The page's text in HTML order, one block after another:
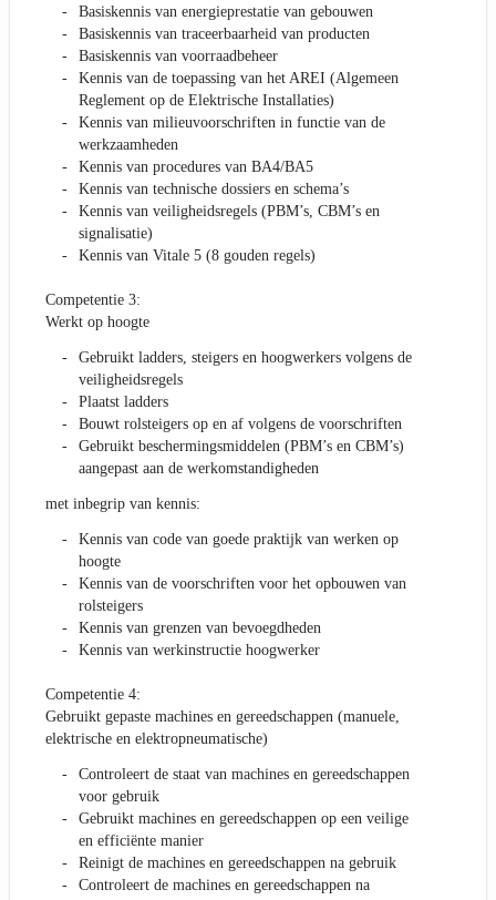
Basiskennis van energieprestatie van gebouwen
Basiskennis van traceerbaarheid van producten
Basiskennis van voorraadbeheer
Kennis van de toepassing van het AREI (Algemeen
Reglement op de Elektrische Installaties)
Kennis van milieuvoorschriften in functie van de
werkzaamheden
Kennis van procedures van BA4/BA5
Kennis van technische dossiers en schema’s
Kennis van veiligheidsregels (PBM’s, CBM’s en
signalisatie)
Kennis van Vitale 5 (8 gouden regels)
Competentie 3:
Werkt op hoogte
Gebruikt ladders, steigers en hoogwerkers volgens de
veiligheidsregels
Plaatst ladders
Bouwt rolsteigers op en af volgens de voorschriften
Gebruikt beschermingsmiddelen (PBM’s en CBM’s)
aangepast aan de werkomstandigheden
met inbegrip van kennis:
Kennis van code van goede praktijk van werken op
hoogte
Kennis van de voorschriften voor het opbouwen van
rolsteigers
Kennis van grenzen van bevoegdheden
Kennis van werkinstructie hoogwerker
Competentie 4:
Gebruikt gepaste machines en gereedschappen (manuele,
elektrische en elektropneumatische)
Controleert de staat van machines en gereedschappen
voor gebruik
Gebruikt machines en gereedschappen op een veilige
en efficiënte manier
Reinigt de machines en gereedschappen na gebruik
Controleert de machines en gereedschappen na